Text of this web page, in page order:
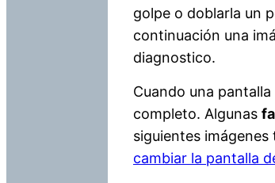
golpe o doblarla un
continuación una
diagnostico.
Cuando una
completo. Algunas
siguientes
cambiar la pantalla